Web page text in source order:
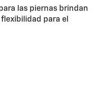
las piernas brindan
para el